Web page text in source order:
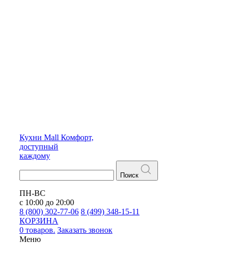
Кухни Mall Комфорт,
доступный
каждому
Поиск
ПН-ВС
с 10:00 до 20:00
8 (800) 302-77-06 8 (499) 348-15-11
КОРЗИНА
0 товаров. Заказать звонок
Меню